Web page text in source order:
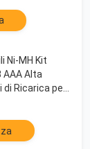
Ni-MH Kit
AAA Alta
Ricarica per
Giocattoli e